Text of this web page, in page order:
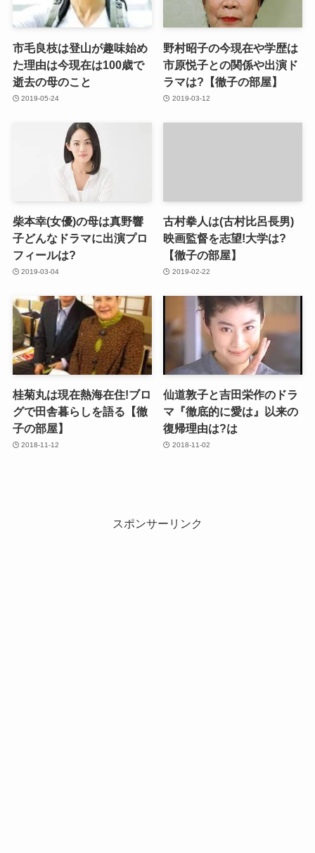
市毛良枝は登山が趣味始め
た理由は今現在は100歳で
逝去の母のこと
2019-05-24
野村昭子の今現在や学歴は
市原悦子との関係や出演ド
ラマは?【徹子の部屋】
2019-03-12
柴本幸(女優)の母は真野響
子どんなドラマに出演プロ
フィールは?
2019-03-04
古村拳人は(古村比呂長男)
映画監督を志望!大学は?
【徹子の部屋】
2019-02-22
桂菊丸は現在熱海在住!ブロ
グで田舎暮らしを語る【徹
子の部屋】
2018-11-12
仙道敦子と吉田栄作のドラ
マ『徹底的に愛は』以来の
復帰理由は?は
2018-11-02
スポンサーリンク